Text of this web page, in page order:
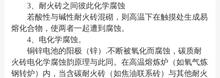
3、耐火砖之间彼此化学腐蚀
若酸性与碱性耐火砖混砌，则高温下在触摸处生成易
熔化合物，使两者一起遭到腐蚀。
4、电化学腐蚀。
铜锌电池的阳极（锌）.不断被氧化而腐蚀，碳质耐
火砖电化学腐蚀韵原理与此同。在高温熔炼炉（如氧气炼
钢转炉）内，当含碳耐火砖（如焦油联系砖）与其他耐火